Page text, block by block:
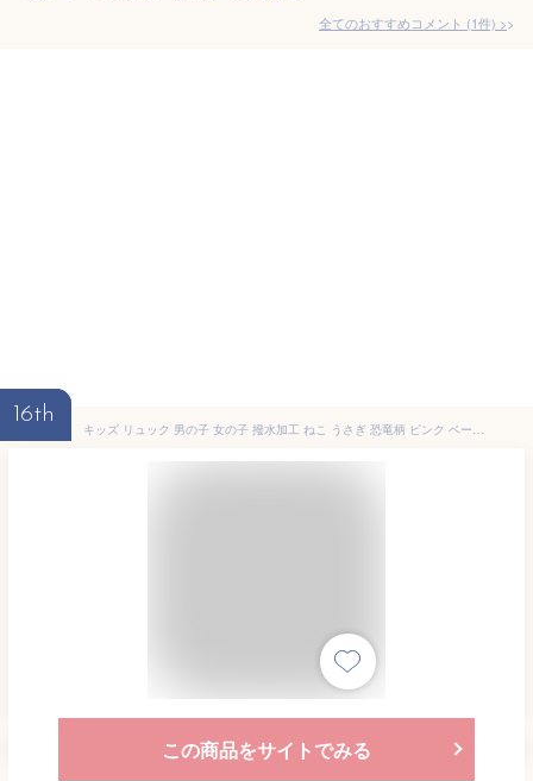
全てのおすすめコメント (1件) >
16th
キッズ リュック 男の子 女の子 撥水加工 ねこ うさぎ 恐竜柄 ピンク ベージュ カーキ おしゃれ 柔らか 北欧 保育園 幼稚園 リュックサック 猫 可愛い 軽量 バッグ 通園 1歳 2歳 3歳 4歳 5歳 子供用 ベビー リュック 幼児 かわいい お祝い 誕生日 プレゼント ギフト
この商品をサイトでみる